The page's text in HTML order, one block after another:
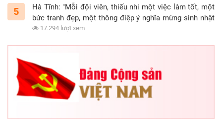
5
Hà Tĩnh: "Mỗi đội viên, thiếu nhi một việc làm tốt, một
bức tranh đẹp, một thông điệp ý nghĩa mừng sinh nhật
Đội"17.294 lượt xem